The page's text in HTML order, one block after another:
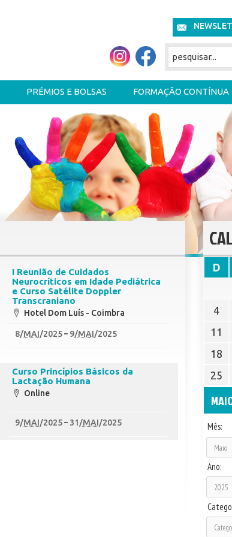
PRÉMIOS E BOLSAS FORMAÇÃO CONTÍNUA
I Reunião de Cuidados
Neurocríticos em Idade Pediátrica
e Curso Satélite Doppler
Transcraniano
Hotel Dom Luís - Coimbra
8/MAI/2025 9/MAI/2025
Curso Princípios Básicos da
Lactação Humana
Online
9/MAI/2025 31/MAI/2025
D
4
11
18
25
Mês:
Ano: